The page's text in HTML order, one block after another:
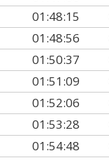
01:48:15
01:48:56
01:50:37
01:51:09
01:52:06
01:53:28
01:54:48